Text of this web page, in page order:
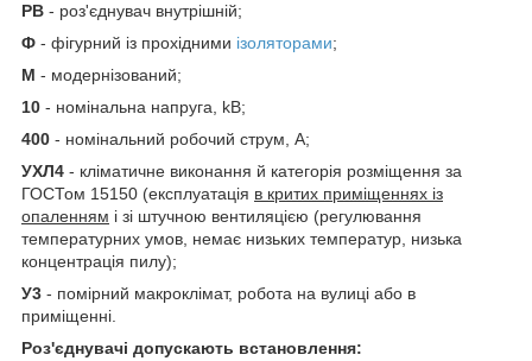
РВ - роз'єднувач внутрішній;
Ф - фігурний із прохідними ізоляторами;
М - модернізований;
10 - номінальна напруга, kВ;
400 - номінальний робочий струм, А;
УХЛ4 - кліматичне виконання й категорія розміщення за
ГОСТом 15150 (експлуатація в критих приміщеннях із
опаленням і зі штучною вентиляцією (регулювання
температурних умов, немає низьких температур, низька
концентрація пилу);
У3 - помірний макроклімат, робота на вулиці або в
приміщенні.
Роз'єднувачі допускають встановлення: